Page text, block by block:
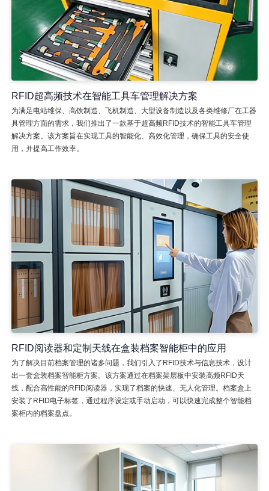
RFID超高频技术在智能工具车管理解决方案
为满足电站维保、高铁制造、飞机制造、大型设备制造以及各类维修厂在工器
具管理方面的需求，我们推出了一款基于超高频RFID技术的智能工具车管理
解决方案。该方案旨在实现工具的智能化、高效化管理，确保工具的安全使
用，并提高工作效率。
RFID阅读器和定制天线在盒装档案智能柜中的应用
为了解决目前档案管理的诸多问题，我们引入了RFID技术与信息技术，设计
出一套盒装档案智能柜方案。该方案通过在档案架层板中安装高频RFID天
线，配合高性能的RFID阅读器，实现了档案的快速、无人化管理。档案盒上
安装了RFID电子标签，通过程序设定或手动启动，可以快速完成整个智能档
案柜内的档案盘点。